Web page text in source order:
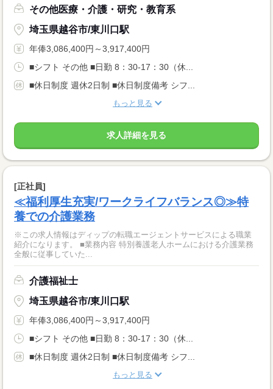
その他医療・介護・研究・教育系
埼玉県越谷市/東川口駅
年俸3,086,400円～3,917,400円
■シフト その他 ■日勤 8：30-17：30（休...
■休日制度 週休2日制 ■休日制度備考 シフ...
もっと見る
求人詳細を見る
[正社員]
≪福利厚生充実/ワークライフバランス◎≫特
養での介護業務
※この求人情報はディップの転職エージェントサービスによる職業
紹介になります。 ■業務内容 特別養護老人ホームにおける介護業務
全般に従事していた...
介護福祉士
埼玉県越谷市/東川口駅
年俸3,086,400円～3,917,400円
■シフト その他 ■日勤 8：30-17：30（休...
■休日制度 週休2日制 ■休日制度備考 シフ...
もっと見る